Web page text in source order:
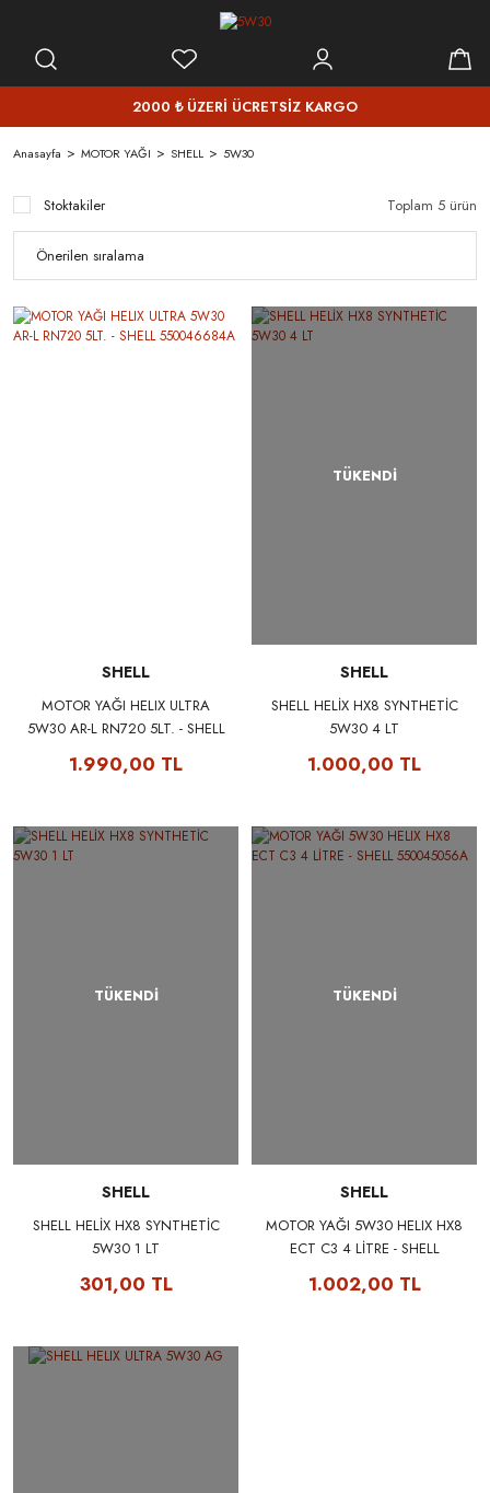
2000 ₺ ÜZERİ ÜCRETSİZ KARGO
Anasayfa MOTOR YAĞI SHELL 5W30
Stoktakiler Toplam 5 ürün
SHELL
MOTOR YAĞI HELIX ULTRA
5W30 AR-L RN720 5LT. - SHELL
1.990,00 TL
TÜKENDİ
SHELL
SHELL HELİX HX8 SYNTHETİC
5W30 4 LT
1.000,00 TL
TÜKENDİ
SHELL
SHELL HELİX HX8 SYNTHETİC
5W30 1 LT
301,00 TL
TÜKENDİ
SHELL
MOTOR YAĞI 5W30 HELIX HX8
ECT C3 4 LİTRE - SHELL
1.002,00 TL